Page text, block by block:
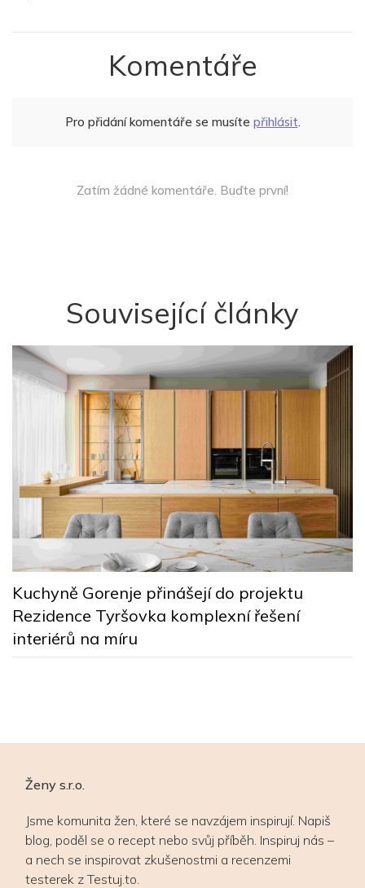
Komentáře
Pro přidání komentáře se musíte přihlásit.
Zatím žádné komentáře. Buďte první!
Související články
Kuchyně Gorenje přinášejí do projektu
Rezidence Tyršovka komplexní řešení
interiérů na míru
Ženy s.r.o.
Jsme komunita žen, které se navzájem inspirují. Napiš
blog, poděl se o recept nebo svůj příběh. Inspiruj nás –
a nech se inspirovat zkušenostmi a recenzemi
testerek z Testuj.to.